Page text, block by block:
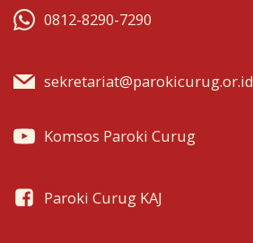
0812-8290-7290
sekretariat@parokicurug.or.id
Komsos Paroki Curug
Paroki Curug KAJ